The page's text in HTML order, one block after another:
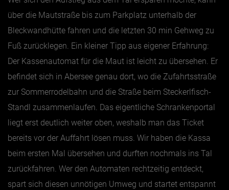
über die Mautstraße bis zum Parkplatz unterhalb der
Bleckwandhütte fahren und die letzten 30 min Gehweg zu
Fuß zurücklegen. Ein kleiner Tipp aus eigener Erfahrung:
Der Kassenautomat für die Maut ist leicht zu übersehen. Er
befindet sich in Abersee genau dort, wo die Zufahrtsstraße
zur Sommerrodelbahn und die Straße beim Steckerlfisch-
Standl zusammenlaufen. Das eigentliche Schrankenportal
liegt erst deutlich weiter oben, weshalb man das Ticket
bereits vor der Auffahrt lösen muss. Wir haben die Kassa
beim ersten Mal übersehen und durften nochmals ins Tal
zurückfahren. Wer den Automaten rechtzeitig entdeckt,
spart sich diesen unnötigen Umweg und startet entspannt